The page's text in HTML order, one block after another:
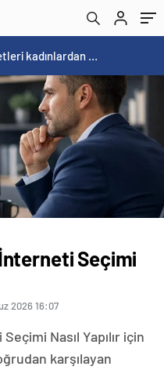
Cristiano Ronaldo’nun akıllara zarar tüm kariyerinin istatistiğini çıkardık !
Seçimi
2026 16:07
Nasıl Yapılır için
karşılayan